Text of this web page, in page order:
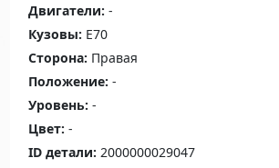
Двигатели: -
Кузовы: E70
Сторона: Правая
Положение: -
Уровень: -
Цвет: -
ID детали: 2000000029047